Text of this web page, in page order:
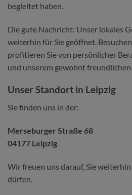
begleitet haben.
Die gute Nachricht: Unser lokales
weiterhin für Sie geöffnet.
profitieren Sie von persönlicher
und unserem gewohnt freundlichen
Unser Standort in Leipzig
Sie finden uns in der:
Merseburger Straße 68
04177 Leipzig
Wir freuen uns darauf, Sie
dürfen.